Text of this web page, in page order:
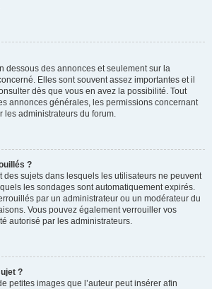
dessous des annonces et seulement sur la
Elles sont souvent assez importantes et il
dès que vous en avez la possibilité. Tout
annonces générales, les permissions concernant
les administrateurs du forum.
?
des sujets dans lesquels les utilisateurs ne peuvent
les sondages sont automatiquement expirés.
par un administrateur ou un modérateur du
Vous pouvez également verrouiller vos
autorisé par les administrateurs.
?
petites images que l’auteur peut insérer afin